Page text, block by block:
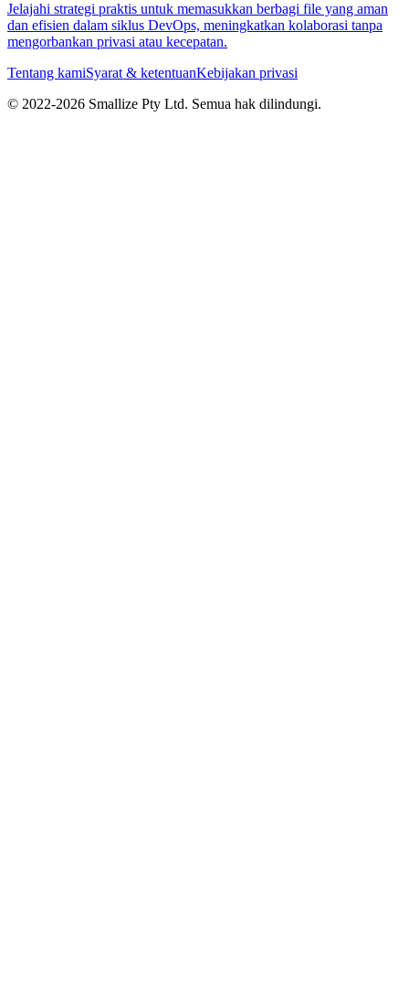
Jelajahi strategi praktis untuk memasukkan berbagi file yang aman
dan efisien dalam siklus DevOps, meningkatkan kolaborasi tanpa
mengorbankan privasi atau kecepatan.
Tentang kamiSyarat & ketentuanKebijakan privasi
© 2022-2026 Smallize Pty Ltd. Semua hak dilindungi.